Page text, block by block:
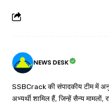
NEWS DESK
SSBCrack की संपादकीय टीम में
अभ्यर्थी शामिल हैं, जिन्हें सैन्य मामलों,